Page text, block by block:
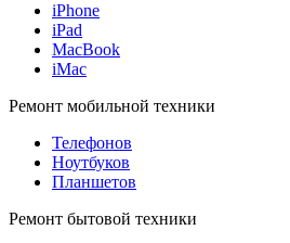
iPhone
iPad
MacBook
iMac
Ремонт мобильной техники
Телефонов
Ноутбуков
Планшетов
Ремонт бытовой техники